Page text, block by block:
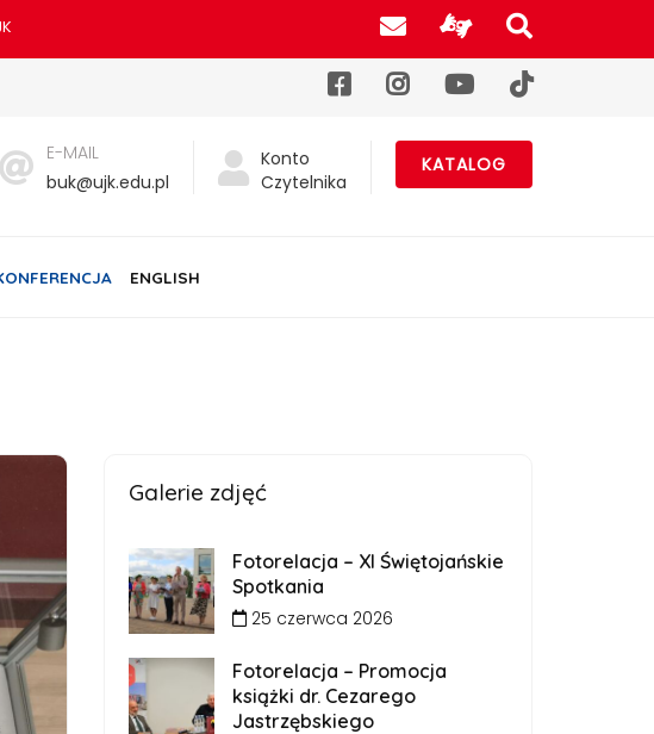
Poczta UJKInformacje
Szukaj
Facebook
Instagram
YouTube
TikTok
E-MAIL
buk@ujk.edu.pl
Konto
Czytelnika
KATALOG
ENGLISH
Galerie zdjęć
Fotorelacja – XI Świętojańskie
Spotkania
25 czerwca 2026
Fotorelacja – Promocja
książki dr. Cezarego
Jastrzębskiego